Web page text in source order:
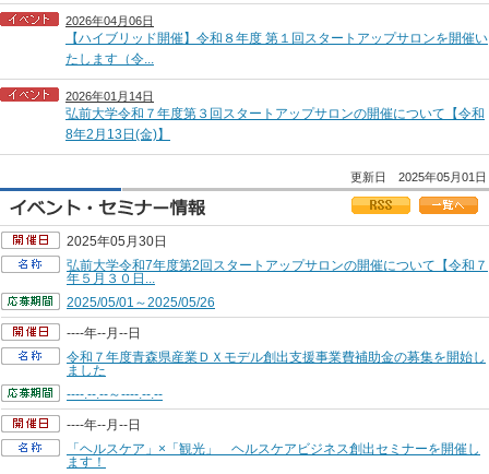
2026年04月06日
【ハイブリッド開催】令和８年度 第１回スタートアップサロンを開催い
たします（令...
2026年01月14日
弘前大学令和７年度第３回スタートアップサロンの開催について【令和
8年2月13日(金)】
更新日 2025年05月01日
2025年05月30日
弘前大学令和7年度第2回スタートアップサロンの開催について【令和７
年５月３０日...
2025/05/01～2025/05/26
----年--月--日
令和７年度青森県産業ＤＸモデル創出支援事業費補助金の募集を開始し
ました
----.--.--～----.--.--
----年--月--日
「ヘルスケア」×「観光」 ヘルスケアビジネス創出セミナーを開催し
ます！